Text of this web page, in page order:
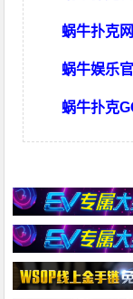
蜗牛扑克
蜗牛娱乐
蜗牛扑克